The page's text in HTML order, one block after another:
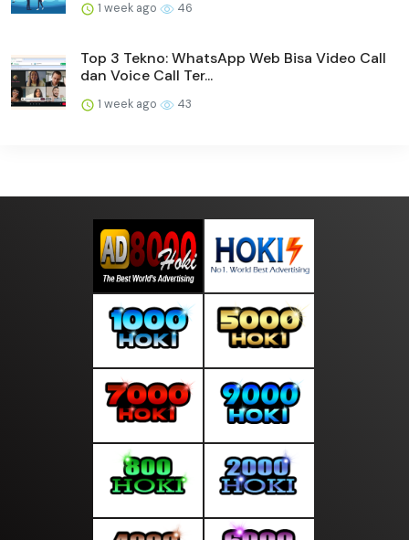
1 week ago 46
Top 3 Tekno: WhatsApp Web Bisa Video Call
dan Voice Call Ter...
1 week ago 43